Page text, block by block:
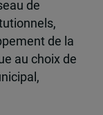
de
de la
au choix de